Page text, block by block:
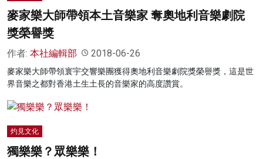
麥家樂大師帶領本土音樂家 奪奧地利音樂劇院
獎榮譽獎
作者: 本社編輯部 2018-06-26
麥家樂大師帶領寰宇交響樂團獲得奧地利音樂劇院獎榮譽獎，這是世
界音樂之都對香港土生土長的音樂家的高度讚賞。
灼見文化
獨樂樂？眾樂樂！